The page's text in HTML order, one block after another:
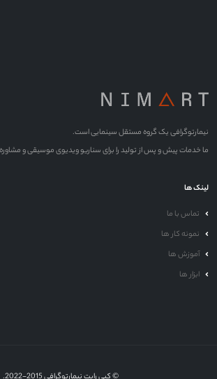
نیمارتوگرافی یک گروه مستقل سینمایی است.
ما خدمات پیش و پس از تولید را برای سناریو ویدیوی موسیقی و
لینک ها
تماس با ما
نمونه کار ها
آموزش ها
ابزار ها